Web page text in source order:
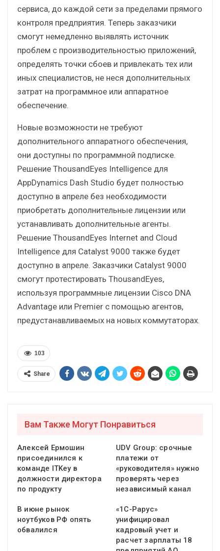
сервиса, до каждой сети за пределами прямого
контроля предприятия. Теперь заказчики
смогут немедленно выявлять источник
проблем с производительностью приложений,
определять точки сбоев и привлекать тех или
иных специалистов, не неся дополнительных
затрат на программное или аппаратное
обеспечение.
Новые возможности не требуют
дополнительного аппаратного обеспечения,
они доступны по программной подписке.
Решение ThousandEyes Intelligence для
AppDynamics Dash Studio будет полностью
доступно в апреле без необходимости
приобретать дополнительные лицензии или
устанавливать дополнительные агенты.
Решение ThousandEyes Internet and Cloud
Intelligence для Catalyst 9000 также будет
доступно в апреле. Заказчики Catalyst 9000
смогут протестировать ThousandEyes,
используя программные лицензии Cisco DNA
Advantage или Premier с помощью агентов,
предустанавливаемых на новых коммутаторах.
103
Share
Вам Также Могут Понравиться
Алексей Ермошин
присоединился к
команде ITKey в
должности директора
по продукту
UDV Group: срочные
платежи от
«руководителя» нужно
проверять через
независимый канал
В июне рынок
ноутбуков РФ опять
обвалился
«1С-Рарус»
унифицировал
кадровый учет и
расчет зарплаты 18